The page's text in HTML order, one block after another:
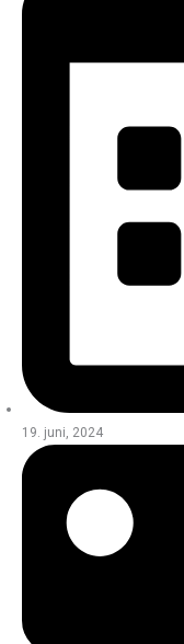
19. juni, 2024